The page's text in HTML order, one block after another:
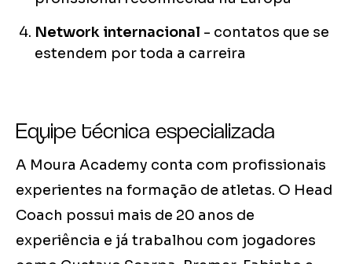
Network internacional - contatos que se
estendem por toda a carreira
Equipe técnica especializada
A Moura Academy conta com profissionais
experientes na formação de atletas. O Head
Coach possui mais de 20 anos de
experiência e já trabalhou com jogadores